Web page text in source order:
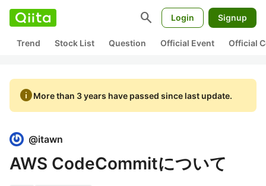
search Login Signup
Trend Stock List Question Official Event Official
infoMore than 3 years have passed since last update.
@itawn
AWS CodeCommitについて